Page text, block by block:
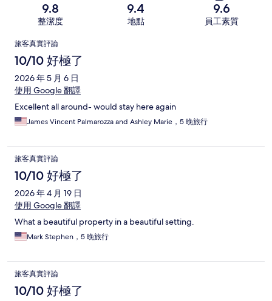
9.8
整潔度
9.4
地點
9.6
員工素質
評
論
旅客真實評論
10/10 好極了
2026 年 5 月 6 日
使用 Google 翻譯
Excellent all around- would stay here again
James Vincent Palmarozza and Ashley Marie，5 晚旅行
旅客真實評論
10/10 好極了
2026 年 4 月 19 日
使用 Google 翻譯
What a beautiful property in a beautiful setting.
Mark Stephen，5 晚旅行
旅客真實評論
10/10 好極了